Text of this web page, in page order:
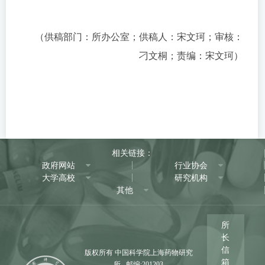
（供稿部门：所办公室；供稿人：宋文珂；审核：
刁文桐；责编：宋文珂）
相关链接：
政府网站
行业协会
大学高校
研究机构
其他
版权所有 中国科学院上海药物研究
所
长
信
箱